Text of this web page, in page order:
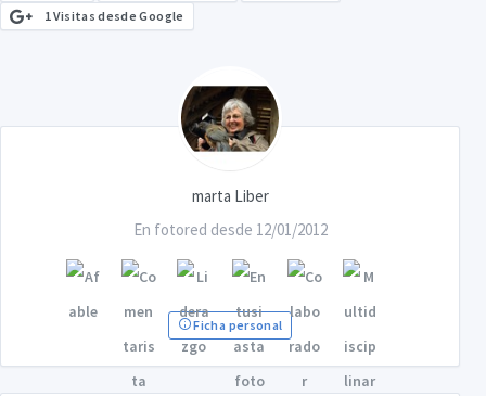
1 Visitas desde Google
marta Liber
En fotored desde 12/01/2012
Ficha personal